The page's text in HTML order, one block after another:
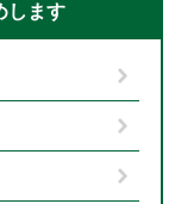
します